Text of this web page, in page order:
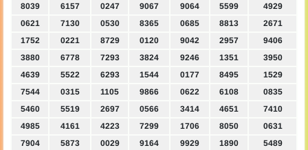
8039
6157 0247 9067 9064 5599
4929
0621
7130 0530 8365 0685 8813
2671
1752
0221 8729 0120 9042 2957
9406
3880
6778 7293 3824 9246 1351
3950
4639
5522 6293 1544 0177 8495
1529
7544
0315 1105 9866 0622 6108
0835
5460
5519 2697 0566 3414 4651
7410
4985
4161 4223 7299 1706 8050
0631
7904
5873 0029 9164 9929 1890
5489